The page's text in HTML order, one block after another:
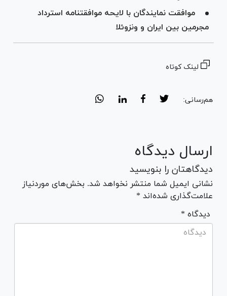
موافقت نمایندگان با لایحه موافقتنامه استرداد
مجرمین بین ایران و ونزوئلا
لینک کوتاه
هم‌رسانی:
ارسال دیدگاه
دیدگاهتان را بنویسید
نشانی ایمیل شما منتشر نخواهد شد. بخش‌های موردنیاز
علامت‌گذاری شده‌اند *
* دیدگاه